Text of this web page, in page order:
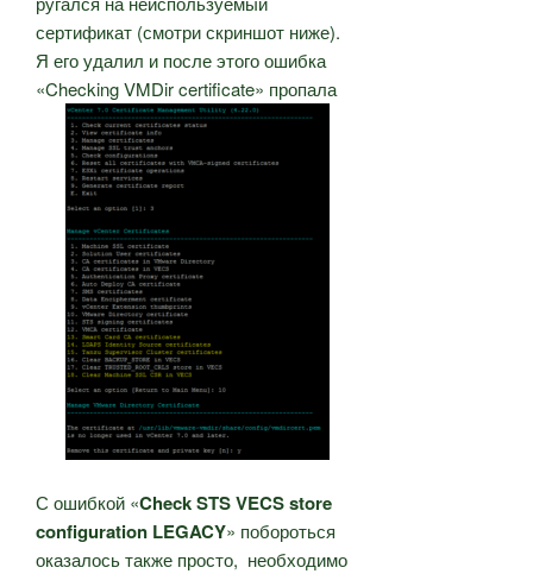
сертификат (смотри скриншот ниже).
Я его удалил и после этого ошибка
«Checking VMDir certificate» пропала
С ошибкой «Check STS VECS store
configuration LEGACY» побороться
оказалось также просто, необходимо